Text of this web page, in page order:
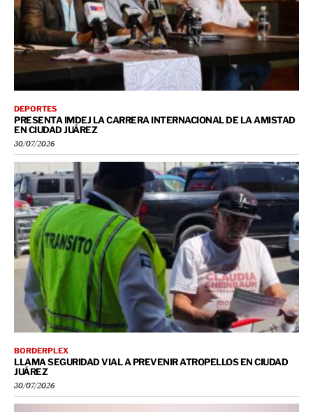
DEPORTES
PRESENTA IMDEJ LA CARRERA INTERNACIONAL DE LA AMISTAD
EN CIUDAD JUÁREZ
30/07/2026
BORDERPLEX
LLAMA SEGURIDAD VIAL A PREVENIR ATROPELLOS EN CIUDAD
JUÁREZ
30/07/2026